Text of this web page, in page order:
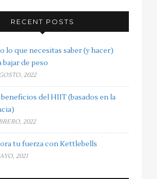
RECENT POSTS
lo que necesitas saber (y hacer)
bajar de peso
2022
del HIIT (basados en la
2022
tu fuerza con Kettlebells
2021